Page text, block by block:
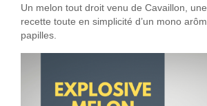
Un melon tout droit venu de Cavaillon,
recette toute en simplicité d’un mono
papilles.